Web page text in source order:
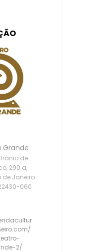
Grande
de
290 a,
de Janeiro
060
2/